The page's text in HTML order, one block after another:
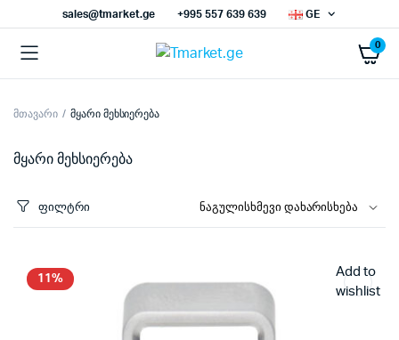
sales@tmarket.ge +995 557 639 639 GE
0
მთავარი მყარი მეხსიერება
მყარი მეხსიერება
ფილტრი
11%
Add to
wishlist